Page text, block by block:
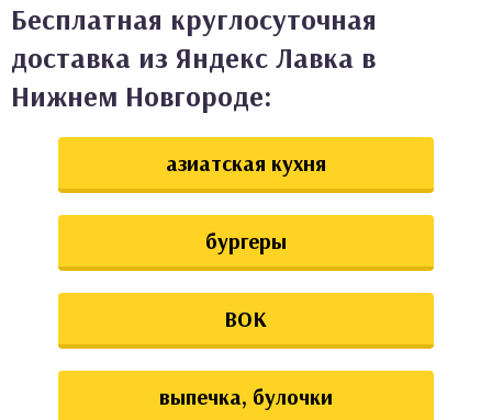
Бесплатная круглосуточная
доставка из Яндекс Лавка в
Нижнем Новгороде:
азиатская кухня
бургеры
ВОК
выпечка, булочки